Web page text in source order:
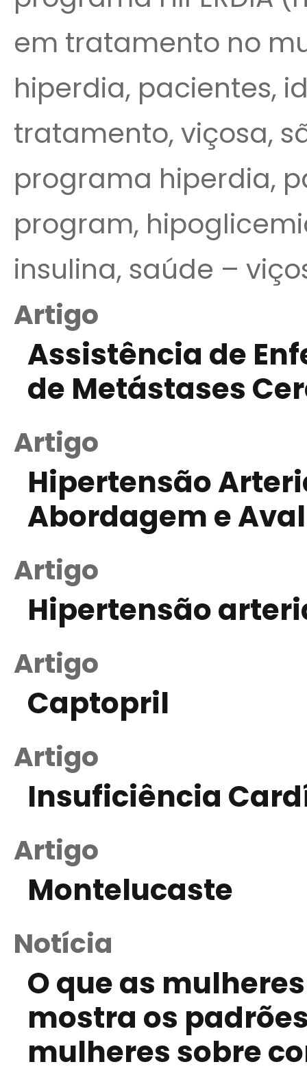
em tratamento no
hiperdia, pacientes,
tratamento, viçosa,
programa hiperdia,
program,
insulina, saúde –
Artigo
Assistência de
de Metástases
Artigo
Hipertensão
Abordagem e
Artigo
Hipertensão
Artigo
Captopril
Artigo
Insuficiência
Artigo
Montelucaste
Notícia
O que as
mostra os
mulheres sobre